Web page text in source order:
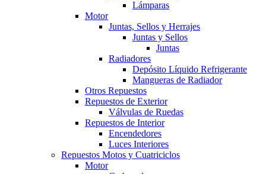
Lámparas
Motor
Juntas, Sellos y Herrajes
Juntas y Sellos
Juntas
Radiadores
Depósito Líquido Refrigerante
Mangueras de Radiador
Otros Repuestos
Repuestos de Exterior
Válvulas de Ruedas
Repuestos de Interior
Encendedores
Luces Interiores
Repuestos Motos y Cuatriciclos
Motor